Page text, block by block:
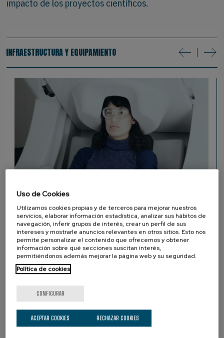
impacto de los proyectos científicos.
INFRAESTRUCTURA Y EQUIPAMIENTO
MEG
MAGNETOENCEPHALOGRAPHY (MEG)
next
Uso de Cookies
Utilizamos cookies propias y de terceros para mejorar nuestros
servicios, elaborar información estadística, analizar sus hábitos de
navegación, inferir grupos de interés, crear un perfil de sus
intereses y mostrarle anuncios relevantes en otros sitios. Esto nos
permite personalizar el contenido que ofrecemos y obtener
información sobre qué secciones suscitan interés,
permitiéndonos además mejorar la página web y su seguridad.
Política de cookies
CONFIGURAR
RECHAZAR COOKIES
ACEPTAR COOKIES